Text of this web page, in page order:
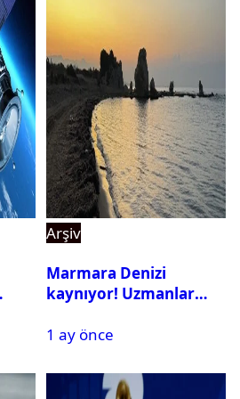
Arşiv
Marmara Denizi
kaynıyor! Uzmanlar
1 ay önce